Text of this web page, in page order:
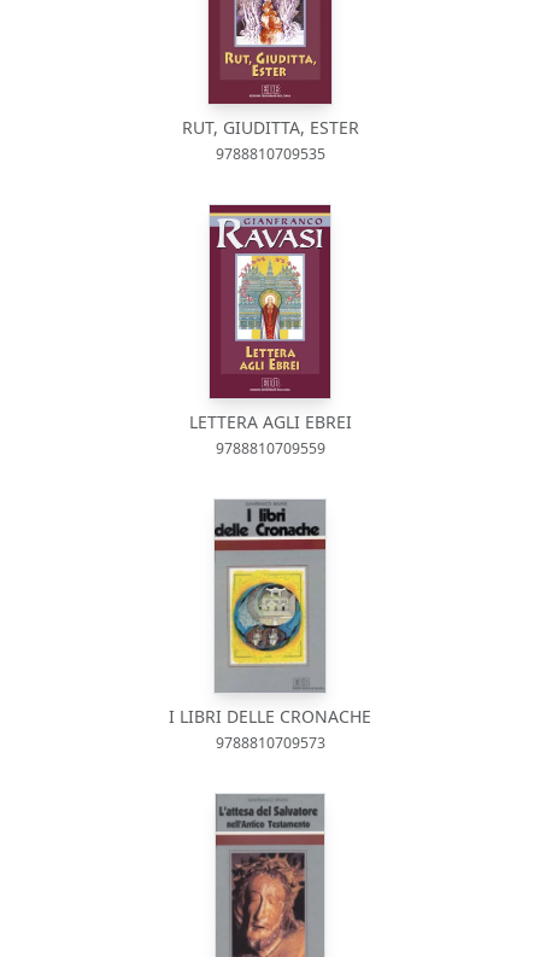
RUT, GIUDITTA, ESTER
9788810709535
LETTERA AGLI EBREI
9788810709559
I LIBRI DELLE CRONACHE
9788810709573